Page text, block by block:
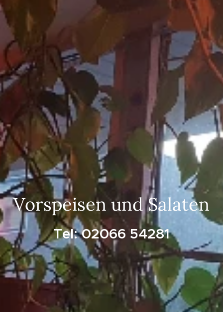
Vorspeisen und Salaten
Tel: 02066 54281